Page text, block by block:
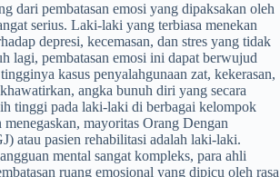
dari pembatasan emosi yang dipaksakan oleh
serius. Laki-laki yang terbiasa menekan
depresi, kecemasan, dan stres yang tidak
lagi, pembatasan emosi ini dapat berwujud
kasus penyalahgunaan zat, kekerasan,
angka bunuh diri yang secara
tinggi pada laki-laki di berbagai kelompok
mayoritas Orang Dengan
atau pasien rehabilitasi adalah laki-laki.
mental sangat kompleks, para ahli
ruang emosional yang dipicu oleh rasa